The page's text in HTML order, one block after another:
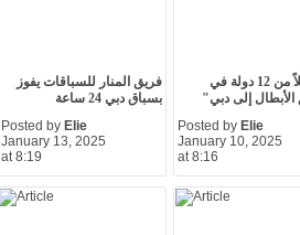
فريق المنار للسباقات يفوز
بسباق دبي 24 ساعة
Posted by Elie
January 13, 2025
at 8:19
24 مقاتلاً من 12 دولة في
إلى دبي"
Posted by Elie
January 10, 2025
at 8:16